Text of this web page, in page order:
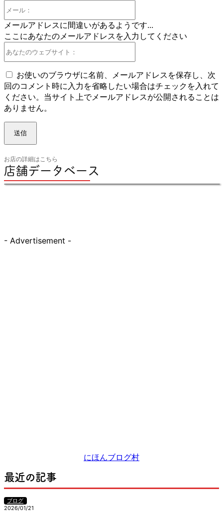
ル：
メールアドレスに間違いがあるようです...
ここにあなたのメールアドレスを入力してください
の
ウ
ェ
お使いのブラウザに名前、メールアドレスを保存し、次
回のコメント時に入力を省略したい場合はチェックを入れて
ください。当サイト上でメールアドレスが公開されることは
ありません。
店舗データベース
お店の詳細はこちら
- Advertisement -
にほんブログ村
最近の記事
ブログ
2026/01/21